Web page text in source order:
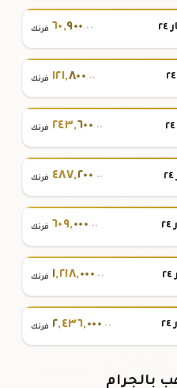
٦٠,٩٠٠ .٠٠ فرنك
١٢١,٨٠٠.٠٠ فرنك
٢٤٣,٦٠٠.٠٠ فرنك
٤٨٧,٢٠٠.٠٠ فرنك
٦٠٩,٠٠٠.٠٠ فرنك
١,٢١٨,٠٠٠.٠٠ فرنك
٢,٤٣٦,٠٠٠.٠٠ فرنك
بالجرام